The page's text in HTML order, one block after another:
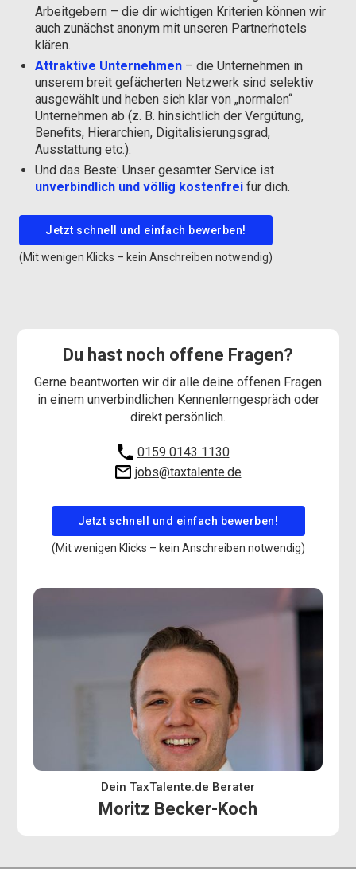
Arbeitgebern – die dir wichtigen Kriterien können wir
auch zunächst anonym mit unseren Partnerhotels
klären.
Attraktive Unternehmen – die Unternehmen in
unserem breit gefächerten Netzwerk sind selektiv
ausgewählt und heben sich klar von „normalen“
Unternehmen ab (z. B. hinsichtlich der Vergütung,
Benefits, Hierarchien, Digitalisierungsgrad,
Ausstattung etc.).
Und das Beste: Unser gesamter Service ist
unverbindlich und völlig kostenfreifür dich.
Jetzt schnell und einfach bewerben!
(Mit wenigen Klicks – kein Anschreiben notwendig)
Du hast noch offene Fragen?
Gerne beantworten wir dir alle deine offenen Fragen
in einem unverbindlichen Kennenlerngespräch oder
direkt persönlich.
0159 0143 1130
jobs@taxtalente.de
Jetzt schnell und einfach bewerben!
(Mit wenigen Klicks – kein Anschreiben notwendig)
Dein TaxTalente.de Berater
Moritz Becker-Koch